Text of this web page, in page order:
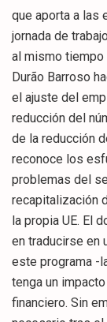
que aporta a las
jornada de
al mismo
Durão Barroso
el ajuste del
reducción del
de la reducción
reconoce los
problemas del
recapitalización
la propia UE. El
en traducirse en
este programa -
tenga un
financiero. Sin